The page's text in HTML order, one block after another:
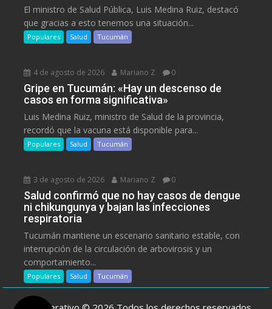
El ministro de Salud Pública, Luis Medina Ruiz, destacó
que gracias a esto tenemos una situación...
Populares Salud Tucumán
4 de agosto de 2026 Mariano Z 0
Gripe en Tucumán: «Hay un descenso de
casos en forma significativa»
Luis Medina Ruiz, ministro de Salud de la provincia,
recordó que la vacuna está disponible para...
Populares Salud Tucumán
3 de agosto de 2026 Mariano Z 0
Salud confirmó que no hay casos de dengue
ni chikungunya y bajan las infecciones
respiratoria
Tucumán mantiene un escenario sanitario estable, con
interrupción de la circulación de arbovirosis y un
comportamiento...
Populares Salud Tucumán